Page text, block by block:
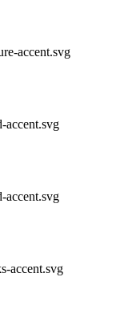
accent.svg
accent.svg
accent.svg
accent.svg